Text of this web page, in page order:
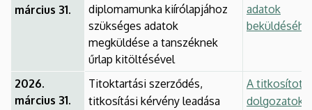
március 31.
diplomamunka kiírólapjához
szükséges adatok
megküldése a tanszéknek
űrlap kitöltésével
adatok
2026.
március 31.
Titoktartási szerződés,
titkosítási kérvény leadása
A titkosított
dolgozatok